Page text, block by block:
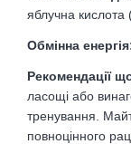
яблучна кислота
Обмінна
Рекомендації
ласощі або
тренування.
повноцінного